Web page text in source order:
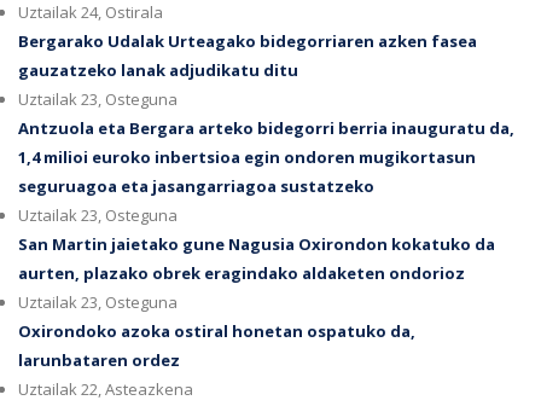
Uztailak 24, Ostirala
Bergarako Udalak Urteagako bidegorriaren azken fasea
gauzatzeko lanak adjudikatu ditu
Uztailak 23, Osteguna
Antzuola eta Bergara arteko bidegorri berria inauguratu da,
1,4 milioi euroko inbertsioa egin ondoren mugikortasun
seguruagoa eta jasangarriagoa sustatzeko
Uztailak 23, Osteguna
San Martin jaietako gune Nagusia Oxirondon kokatuko da
aurten, plazako obrek eragindako aldaketen ondorioz
Uztailak 23, Osteguna
Oxirondoko azoka ostiral honetan ospatuko da,
larunbataren ordez
Uztailak 22, Asteazkena